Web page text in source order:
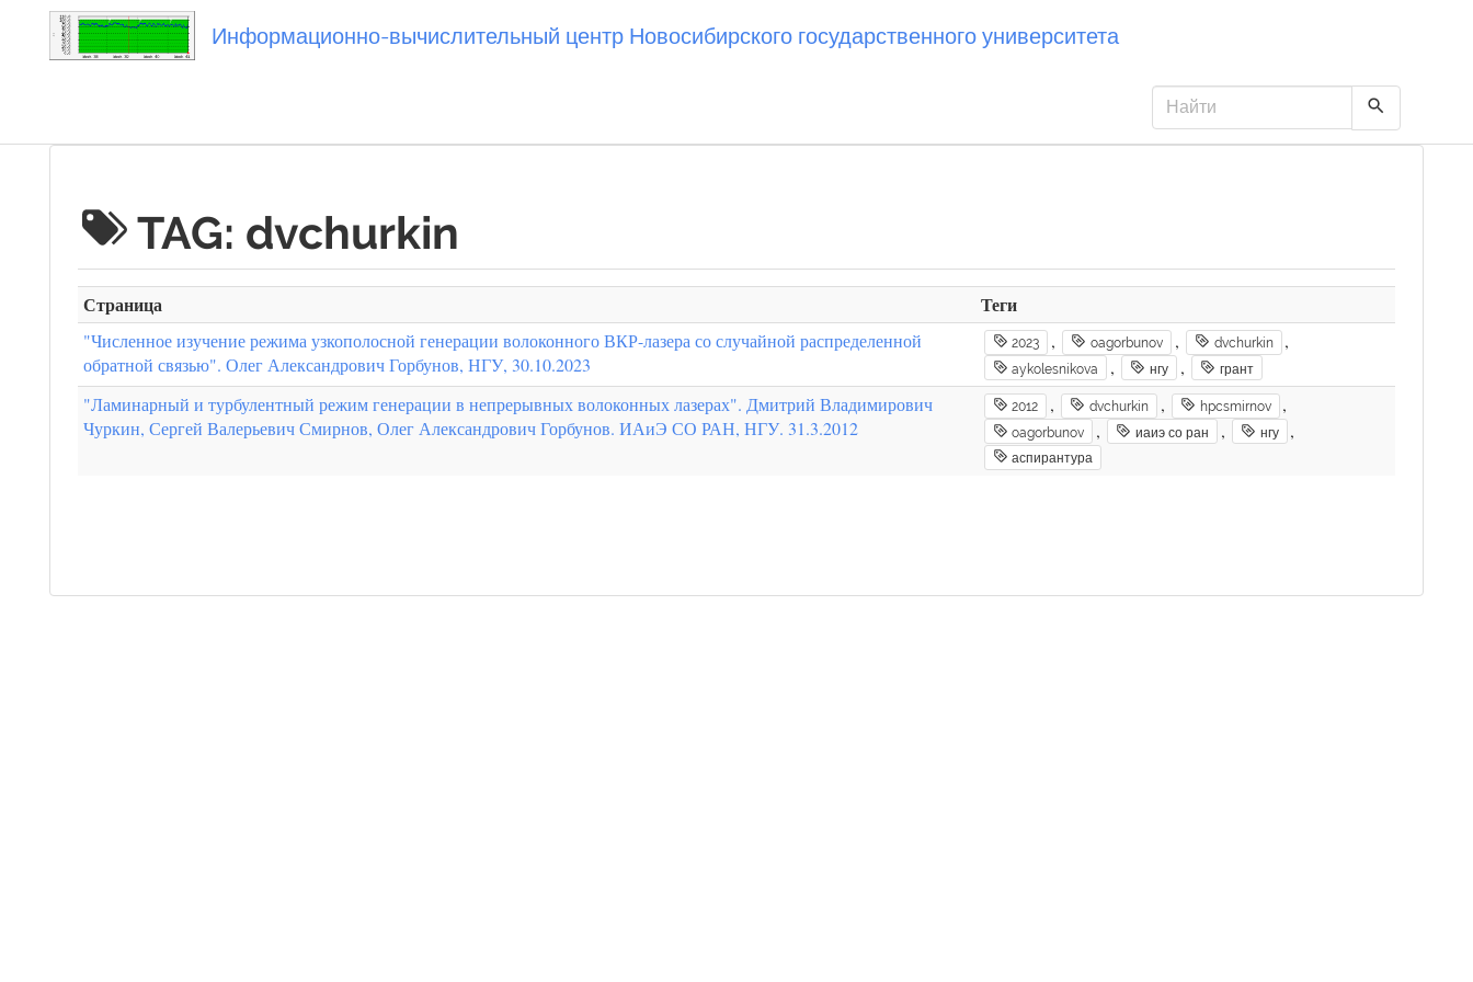
Информационно-вычислительный центр Новосибирского государственного университета
TAG: dvchurkin
Страница Теги
"Численное изучение режима узкополосной генерации волоконного ВКР-лазера со случайной распределенной
обратной связью". Олег Александрович Горбунов, НГУ, 30.10.2023
2023 , oagorbunov , dvchurkin ,
aykolesnikova , нгу , грант
"Ламинарный и турбулентный режим генерации в непрерывных волоконных лазерах". Дмитрий Владимирович
Чуркин, Сергей Валерьевич Смирнов, Олег Александрович Горбунов. ИАиЭ СО РАН, НГУ. 31.3.2012
2012 , dvchurkin , hpcsmirnov ,
oagorbunov , иаиэ со ран , нгу ,
аспирантура